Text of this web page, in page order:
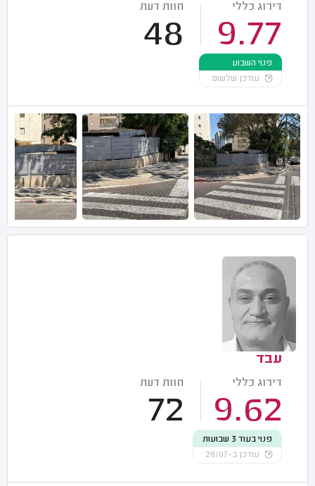
דירוג כללי
9.77
חוות דעת
48
פנוי השבוע
עודכן שלשום
עבד
דירוג כללי
9.62
חוות דעת
72
פנוי בעוד 3 שבועות
עודכן ב-28/07